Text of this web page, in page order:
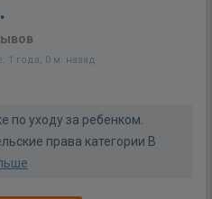
1 года, 0 м. назад
по уходу за ребенком.
права категории B